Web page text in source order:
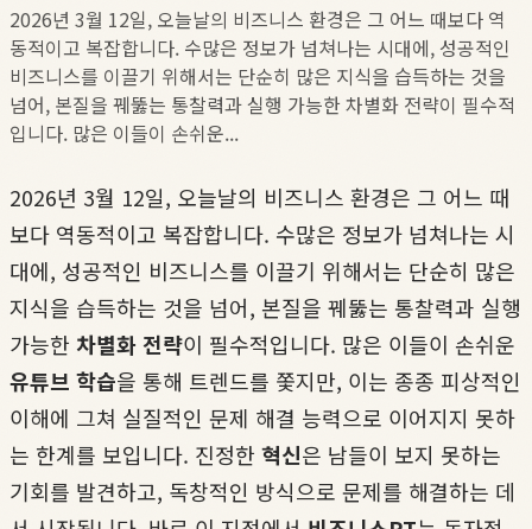
2026년 3월 12일, 오늘날의 비즈니스 환경은 그 어느 때보다 역
동적이고 복잡합니다. 수많은 정보가 넘쳐나는 시대에, 성공적인
비즈니스를 이끌기 위해서는 단순히 많은 지식을 습득하는 것을
넘어, 본질을 꿰뚫는 통찰력과 실행 가능한 차별화 전략이 필수적
입니다. 많은 이들이 손쉬운...
2026년 3월 12일, 오늘날의 비즈니스 환경은 그 어느 때
보다 역동적이고 복잡합니다. 수많은 정보가 넘쳐나는 시
대에, 성공적인 비즈니스를 이끌기 위해서는 단순히 많은
지식을 습득하는 것을 넘어, 본질을 꿰뚫는 통찰력과 실행
가능한 차별화 전략이 필수적입니다. 많은 이들이 손쉬운
유튜브 학습을 통해 트렌드를 쫓지만, 이는 종종 피상적인
이해에 그쳐 실질적인 문제 해결 능력으로 이어지지 못하
는 한계를 보입니다. 진정한 혁신은 남들이 보지 못하는
기회를 발견하고, 독창적인 방식으로 문제를 해결하는 데